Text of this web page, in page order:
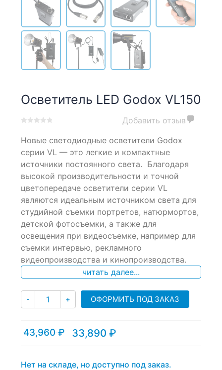
Осветитель LED Godox VL150
out
based
on
customer
ratings
Добавить отзыв
Новые светодиодные осветители Godox
серии VL — это легкие и компактные
источники постоянного света. Благодаря
высокой производительности и точной
цветопередаче осветители серии VL
являются идеальным источником света для
студийной съемки портретов, натюрмортов,
детской фотосъемки, а также для
освещения при видеосъемке, например для
съемки интервью, рекламного
видеопроизводства и кинопроизводства.
читать далее...
- Количество
+ ОФОРМИТЬ ПОД ЗАКАЗ
43,960₽
Первоначальная
43,960 ₽.
33,890 ₽
Текущая
Нет на складе, но доступно под заказ.